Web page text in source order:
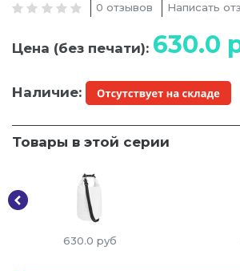
0 отзывов Написать
Цена (без печати): 630.0
Наличие:
Товары в этой серии
630.0 руб